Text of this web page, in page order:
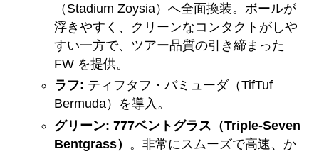
（Stadium Zoysia）へ全面換装。ボールが
浮きやすく、クリーンなコンタクトがしや
すい一方で、ツアー品質の引き締まった
FW を提供。
ラフ: ティフタフ・バミューダ（TifTuf
Bermuda）を導入。
グリーン: 777ベントグラス（Triple-Seven
Bentgrass） 。非常にスムーズで高速、か